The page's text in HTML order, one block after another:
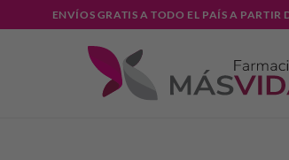
ENVÍOS GRATIS A TODO EL PAÍS A PARTIR